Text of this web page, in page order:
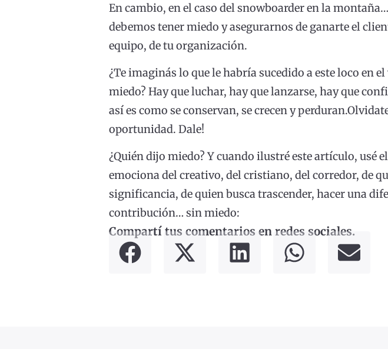
En cambio, en el caso del snowboarder en la
debemos tener miedo y asegurarnos de ganarte el
equipo, de tu organización.
¿Te imaginás lo que le habría sucedido a este loco en
miedo? Hay que luchar, hay que lanzarse, hay que
así es como se conservan, se crecen y
oportunidad. Dale!
¿Quién dijo miedo? Y cuando ilustré este artículo, usé
emociona del creativo, del cristiano, del corredor, de
significancia, de quien busca trascender, hacer una
contribución… sin miedo:
Compartí tus comentarios en redes sociales.